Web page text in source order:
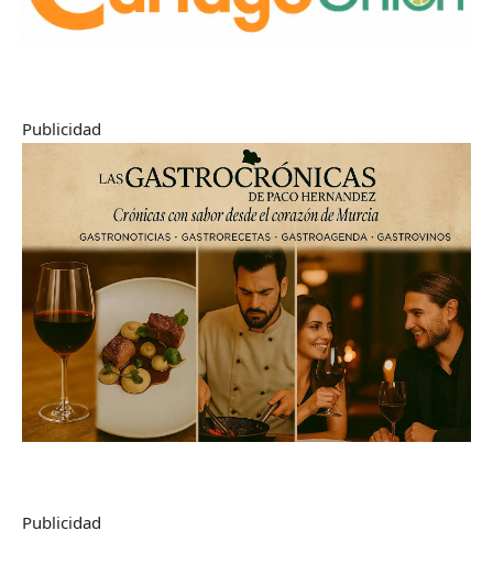
Publicidad
Publicidad